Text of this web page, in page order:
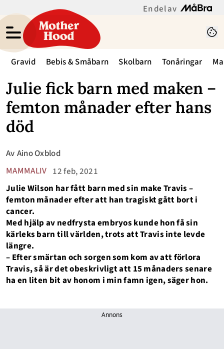
En del av
Gravid Bebis & Småbarn Skolbarn Tonåringar
Julie fick barn med maken –
femton månader efter hans
död
MAMMALIV 12 feb, 2021
Av Aino Oxblod
Julie Wilson har fått barn med sin make Travis –
femton månader efter att han tragiskt gått bort i
cancer.
Med hjälp av nedfrysta embryos kunde hon få sin
kärleks barn till världen, trots att Travis inte levde
längre.
– Efter smärtan och sorgen som kom av att förlora
Travis, så är det obeskrivligt att 15 månaders senare
ha en liten bit av honom i min famn igen, säger hon.
Annons